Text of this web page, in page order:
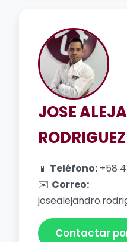
JOSE
RODRIGUEZ
📱 Teléfono: +58
✉️ Correo:
Contactar